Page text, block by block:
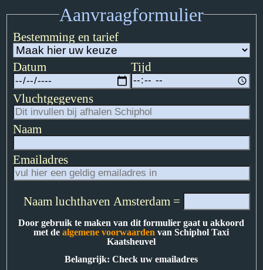
Aanvraagformulier
Bestemming en tarief
Datum Tijd
Vluchtgegevens
Naam
Emailadres
Naam luchthaven Amsterdam =
Door gebruik te maken van dit formulier gaat u akkoord
met dealgemene voorwaarden van Schiphol Taxi
Kaatsheuvel
Belangrijk: Check uw emailadres